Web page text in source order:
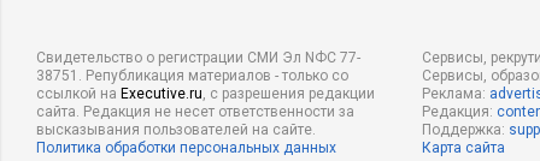
Свидетельство о регистрации СМИ Эл NФС 77-
38751. Републикация материалов - только со
ссылкой на Executive.ru, с разрешения редакции
сайта. Редакция не несет ответственности за
высказывания пользователей на сайте.
Политика обработки персональных данных
Сервисы,
Сервисы,
Реклама:
Редакция:
Поддержка:
Карта сайта